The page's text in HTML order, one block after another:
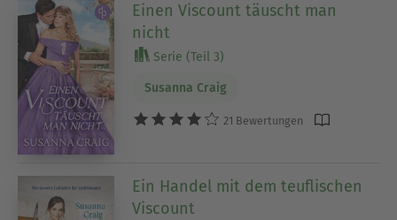
Einen Viscount täuscht man
nicht
Serie (Teil 3)
Susanna Craig
21 Bewertungen
Ein Handel mit dem teuflischen
Viscount